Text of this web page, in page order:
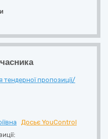
тендерної пропозиції/
Досьє YouControl